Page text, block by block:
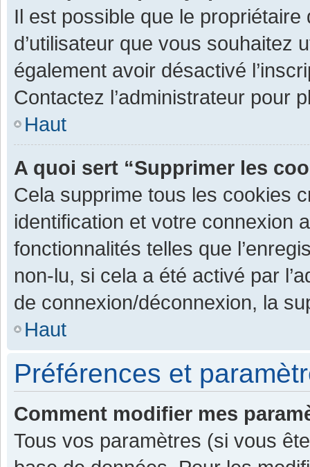
Il est possible que le
d’utilisateur que vous souhaitez
également avoir désactivé
Contactez l’administrateur pour
Haut
A quoi sert “Supprimer les
Cela supprime tous les cookies
identification et votre connexion
fonctionnalités telles que
non-lu, si cela a été activé par
de connexion/déconnexion, la
Haut
Préférences et
Comment modifier mes
Tous vos paramètres (si vous